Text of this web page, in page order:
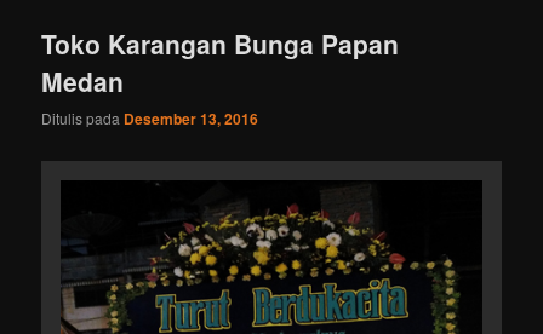
Toko Karangan Bunga Papan
Medan
Ditulis pada Desember 13, 2016